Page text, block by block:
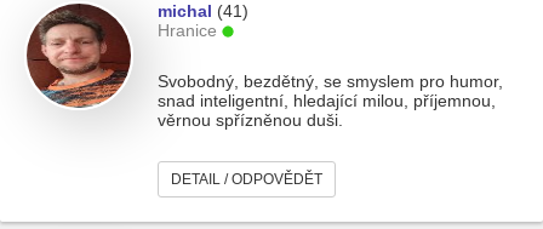
michal (41)
Hranice
Svobodný, bezdětný, se smyslem pro humor,
snad inteligentní, hledající milou, příjemnou,
věrnou spřízněnou duši.
DETAIL / ODPOVĚDĚT